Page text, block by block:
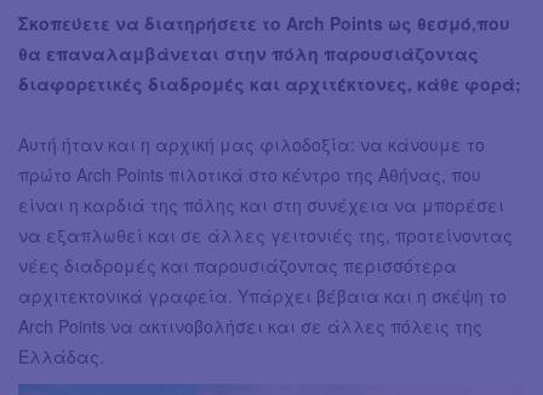
Σκοπεύετε να διατηρήσετε το Arch Points ως θεσμό,που
θα επαναλαμβάνεται στην πόλη παρουσιάζοντας
διαφορετικές διαδρομές και αρχιτέκτονες, κάθε φορά;
Αυτή ήταν και η αρχική μας φιλοδοξία: να κάνουμε το
πρώτο Arch Points πιλοτικά στο κέντρο της Αθήνας, που
είναι η καρδιά της πόλης και στη συνέχεια να μπορέσει
να εξαπλωθεί και σε άλλες γειτονιές της, προτείνοντας
νέες διαδρομές και παρουσιάζοντας περισσότερα
αρχιτεκτονικά γραφεία. Υπάρχει βέβαια και η σκέψη το
Arch Points να ακτινοβολήσει και σε άλλες πόλεις της
Ελλάδας.